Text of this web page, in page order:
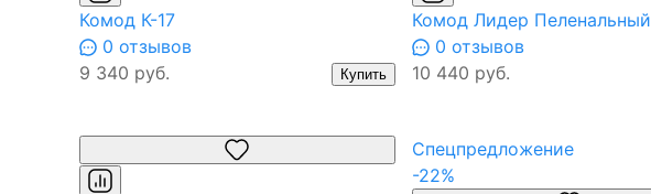
Комод К-17
0 отзывов
9 340 руб.
Купить
Комод Лидер Пеленальный
0 отзывов
10 440 руб.
Спецпредложение
-22%